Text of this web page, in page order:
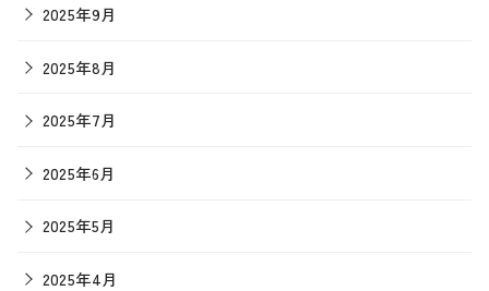
2025年9月
2025年8月
2025年7月
2025年6月
2025年5月
2025年4月